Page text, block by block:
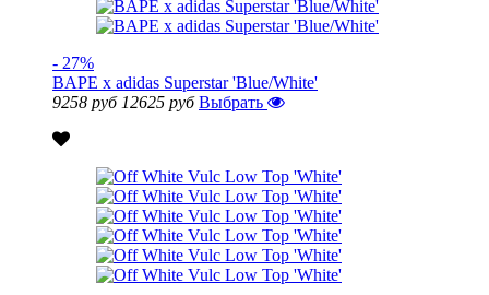
- 27%
BAPE x adidas Superstar 'Blue/White'
9258 руб 12625 руб Выбрать